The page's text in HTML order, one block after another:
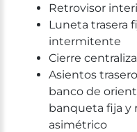
Retrovisor
Luneta trasera
intermitente
Cierre
Asientos
banco de
banqueta fija y
asimétrico